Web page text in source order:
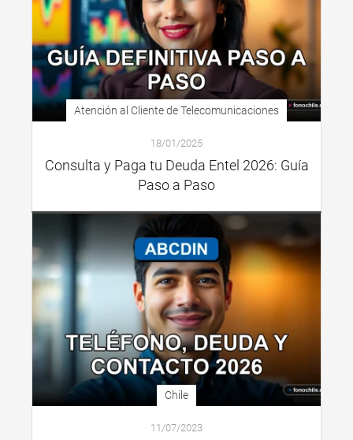
Atención al Cliente de Telecomunicaciones
18/01/2025
Consulta y Paga tu Deuda Entel 2026: Guía
Paso a Paso
Chile
11/07/2023